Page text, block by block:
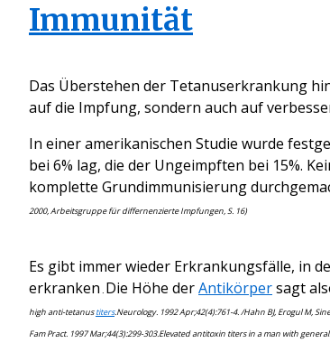
Immunität
Das Überstehen der Tetanuserkrankung
auf die Impfung, sondern auch auf
In einer amerikanischen Studie wurde
bei 6% lag, die der Ungeimpften bei 15%.
komplette Grundimmunisierung
2000, Arbeitsgruppe für differnenzierte Impfungen, S. 16)
Es gibt immer wieder Erkrankungsfälle, in
erkranken . Die Höhe derAntikörpersagt
high anti-tetanustiters.Neurology. 1992 Apr;42(4):761-4. /Hahn BJ, Erogul M,
Fam Pract. 1997 Mar;44(3):299-303.Elevated antitoxin titers in a man with